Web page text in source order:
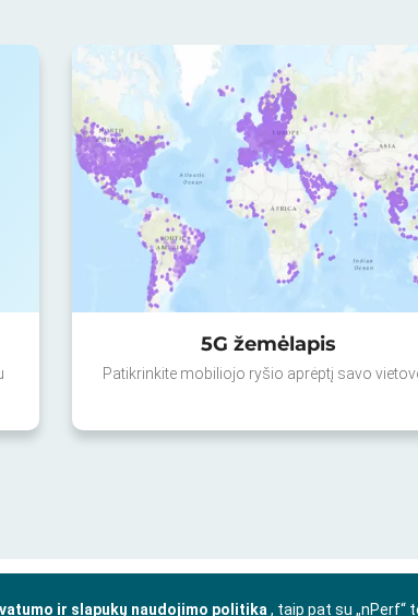
5G žemėlapis
Patikrinkite mobiliojo ryšio aprėptį savo
ir slapukų naudojimo politika , taip pat su „nPerf“